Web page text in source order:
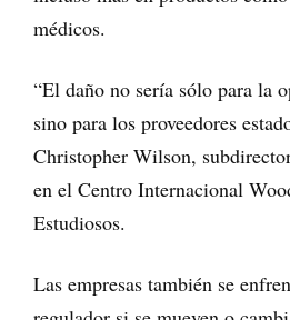
médicos.
“El daño no sería sólo para la
sino para los proveedores
Christopher Wilson,
en el Centro Internacional
Estudiosos.
Las empresas también se